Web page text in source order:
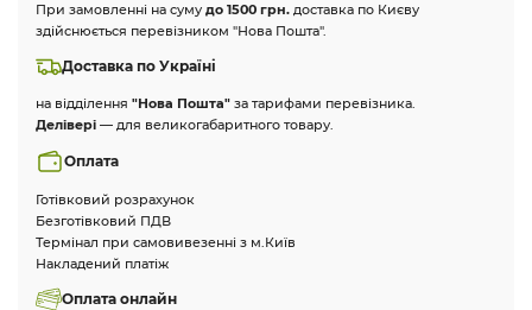
При замовленні на суму до 1500 грн. доставка по Києву
здійснюється перевізником "Нова Пошта".
Доставка по Україні
на відділення "Нова Пошта" за тарифами перевізника.
Делівері — для великогабаритного товару.
Оплата
Готівковий розрахунок
Безготівковий ПДВ
Термінал при самовивезенні з м.Київ
Накладений платіж
Оплата онлайн